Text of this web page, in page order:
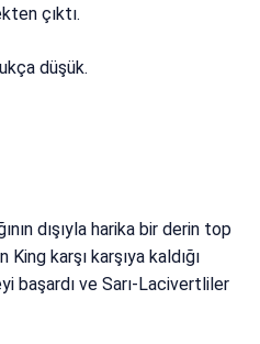
çıktı.
düşük.
dışıyla harika bir derin top
karşı karşıya kaldığı
başardı ve Sarı-Lacivertliler